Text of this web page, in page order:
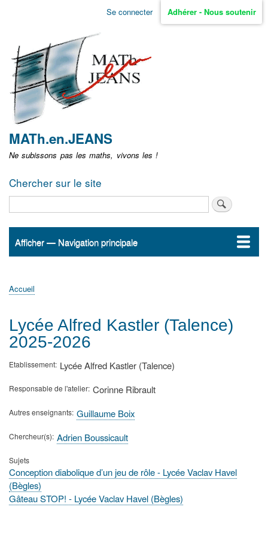
Aller
non
identifié
Se connecter Adhérer - Nous soutenir
MATh.en.JEANS
Ne subissons pas les maths, vivons les !
Chercher sur le site
Navigation
Afficher — Navigation principale
Accueil
ActualitésMATh.en.JEANS ?
Régions et Ateliers
Créer, gérer un atelier
Sujets/Publications
Congrès
d'Ariane
Accueil
Lycée Alfred Kastler (Talence)
2025-2026
Etablissement Lycée Alfred Kastler (Talence)
Responsable de l'atelier Corinne Ribrault
Autres enseignants Guillaume Boix
Chercheur(s) Adrien Boussicault
Sujets
Conception diabolique d’un jeu de rôle - Lycée Vaclav Havel
(Bègles)
Gâteau STOP! - Lycée Vaclav Havel (Bègles)